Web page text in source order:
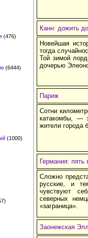
(476)
(6444)
(1000)
Канн: дожить
Новейшая
тогда
Той зимой
дочерью
Париж
Сотни
катакомбы, —
жители города
Германия: пять
Сложно
русские, и
чувствуют
северных
«заграница».
Заонежская